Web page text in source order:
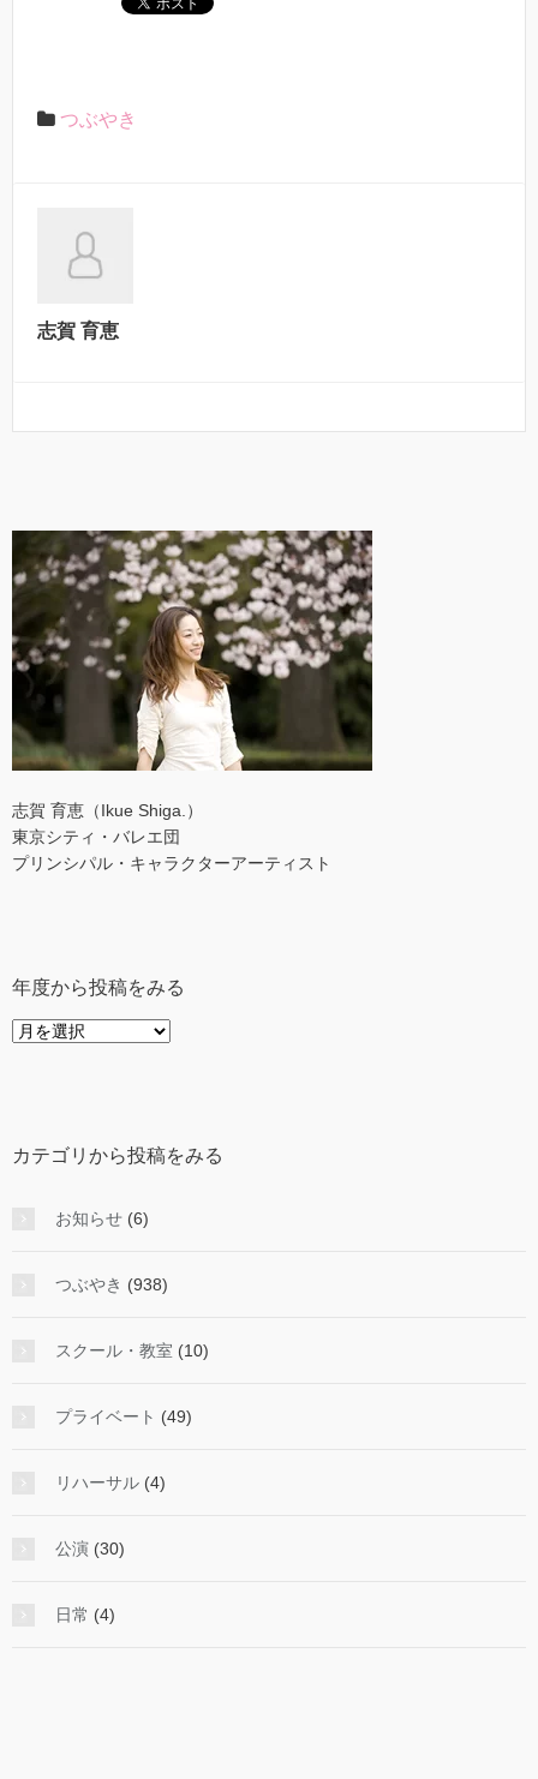
つぶやき
志賀 育恵
志賀 育恵（Ikue Shiga.）
東京シティ・バレエ団
プリンシパル・キャラクターアーティスト
年度から投稿をみる
年
稿
み
カテゴリから投稿をみる
お知らせ (6)
つぶやき (938)
スクール・教室 (10)
プライベート (49)
リハーサル (4)
公演 (30)
日常 (4)